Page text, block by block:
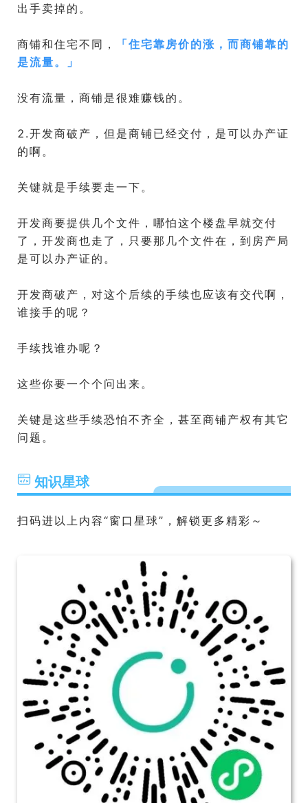
出手卖掉的。
商铺和住宅不同， 「住宅靠房价的涨，而商铺靠的
是流量。
」
没有流量，商铺是很难赚钱的。
2.开发商破产，但是商铺已经交付，是可以办产证
的啊。
关键就是手续要走一下。
开发商要提供几个文件，哪怕这个楼盘早就交付
了，开发商也走了，只要那几个文件在，到房产局
是可以办产证的。
开发商破产，对这个后续的手续也应该有交代啊，
谁接手的呢？
手续找谁办呢？
这些你要一个个问出来。
关键是这些手续恐怕不齐全，甚至商铺产权有其它
问题。
知识星球
扫码进以上内容“窗口星球”，解锁更多精彩～